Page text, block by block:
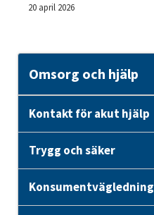
20 april 2026
Omsorg och hjälp
Kontakt för akut hjälp
Trygg och säker
Konsumentvägledning